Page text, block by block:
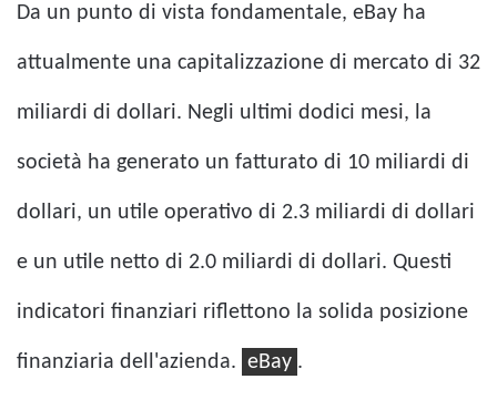
Da un punto di vista fondamentale, eBay ha
attualmente una capitalizzazione di mercato di 32
miliardi di dollari. Negli ultimi dodici mesi, la
società ha generato un fatturato di 10 miliardi di
dollari, un utile operativo di 2.3 miliardi di dollari
e un utile netto di 2.0 miliardi di dollari. Questi
indicatori finanziari riflettono la solida posizione
finanziaria dell'azienda. eBay .